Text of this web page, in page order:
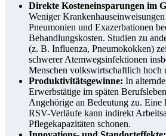
Direkte Kosteneinsparungen im
Weniger
Pneumonien und Exazerbationen
Behandlungskosten. Studien zu
(z. B. Influenza, Pneumokokken)
schwerer Atemwegsinfektionen
Menschen volkswirtschaftlich hoch
Produktivitätsgewinne: In
Erwerbstätige im späten
Angehörige an Bedeutung zu. Eine
RSV-Verläufe kann indirekt
Pflegekapazitäten schonen.